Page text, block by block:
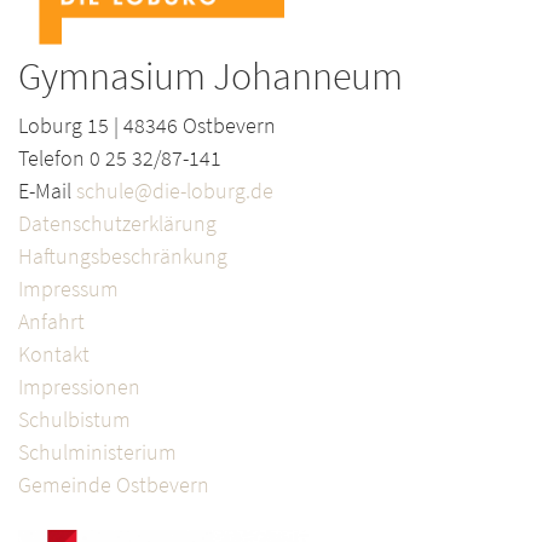
Gymnasium Johanneum
Loburg 15 | 48346 Ostbevern
Telefon 0 25 32/87-141
E-Mail schule@die-loburg.de
Datenschutzerklärung
Haftungsbeschränkung
Impressum
Anfahrt
Kontakt
Impressionen
Schulbistum
Schulministerium
Gemeinde Ostbevern